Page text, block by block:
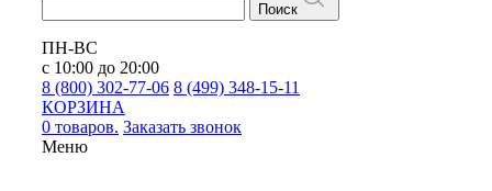
Поиск
ПН-ВС
с 10:00 до 20:00
8 (800) 302-77-06 8 (499) 348-15-11
КОРЗИНА
0 товаров. Заказать звонок
Меню